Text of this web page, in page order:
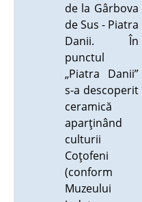
de la Gârbova
de Sus - Piatra
Danii. În
punctul
„Piatra Danii”
s-a descoperit
ceramică
aparţinând
culturii
Coţofeni
(conform
Muzeului